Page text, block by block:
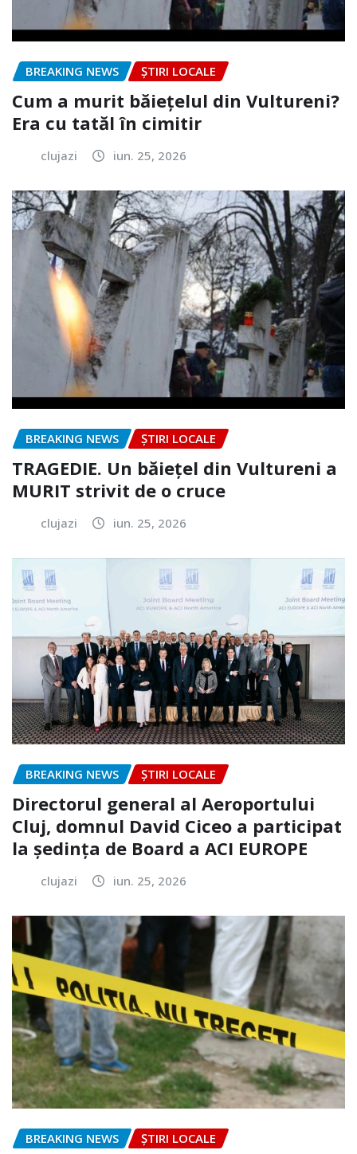
BREAKING NEWS ȘTIRI LOCALE
Cum a murit băiețelul din Vultureni?
Era cu tatăl în cimitir
clujazi iun. 25, 2026
BREAKING NEWS ȘTIRI LOCALE
TRAGEDIE. Un băiețel din Vultureni a
MURIT strivit de o cruce
clujazi iun. 25, 2026
BREAKING NEWS ȘTIRI LOCALE
Directorul general al Aeroportului
Cluj, domnul David Ciceo a participat
la ședința de Board a ACI EUROPE
clujazi iun. 25, 2026
BREAKING NEWS ȘTIRI LOCALE